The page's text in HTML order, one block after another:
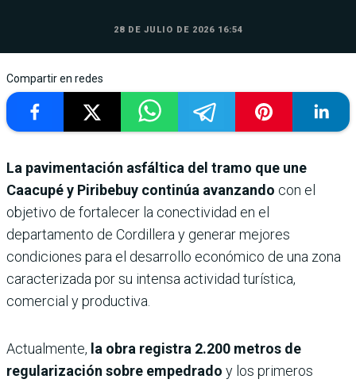
28 DE JULIO DE 2026 16:54
Compartir en redes
La pavimentación asfáltica del tramo que une
Caacupé y Piribebuy continúa avanzando con el
objetivo de fortalecer la conectividad en el
departamento de Cordillera y generar mejores
condiciones para el desarrollo económico de una zona
caracterizada por su intensa actividad turística,
comercial y productiva.
Actualmente, la obra registra 2.200 metros de
regularización sobre empedrado y los primeros